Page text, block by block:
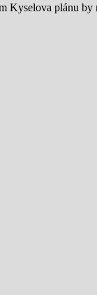
Kyselova plánu by